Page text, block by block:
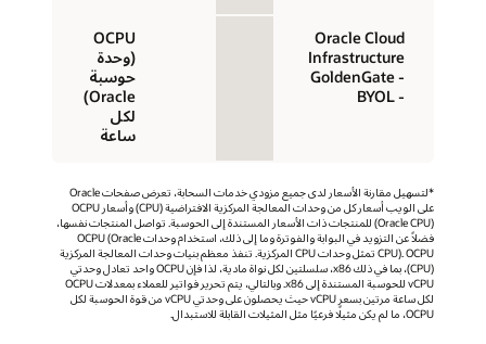
Oracle Cloud
Infrastructure
‏- GoldenGate
‏- BYOL
‏‫OCPU
(وحدة
حوسبة
لكل
ساعة
*لتسهيل مقارنة الأسعار لدى جميع مزودي خدمات السحابة، تعرض صفحات Oracle
على الويب أسعار كل من وحدات المعالجة المركزية الافتراضية (CPU) وأسعار OCPU
‏(Oracle CPU) للمنتجات ذات الأسعار المستندة إلى الحوسبة. تواصل المنتجات نفسها،
فضلاً عن التزويد في البوابة والفوترة وما إلى ذلك، استخدام وحدات OCPU (Oracle
CPU). OCPU تمثل وحدات CPU المركزية. تنفذ معظم بنيات وحدات المعالجة المركزية
(CPU)، بما في ذلك x86، سلسلتين لكل نواة مادية، لذا فإن OCPU واحد تعادل وحدتي
vCPU للحوسبة المستندة إلى x86. وبالتالي، يتم تحرير فواتير للعملاء بمعدلات OCPU
لكل ساعة مرتين بسعر vCPU حيث يحصلون على وحدتي vCPU من قوة الحوسبة لكل
OCPU، ما لم يكن مثيلًا فرعيًا مثل المثيلات القابلة للاستبدال.